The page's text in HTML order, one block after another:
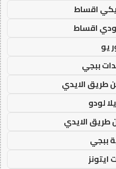
اقساط
اقساط
يو
ببجي
طريق الايدي
لودو
الايدي
ببجي
ايتونز